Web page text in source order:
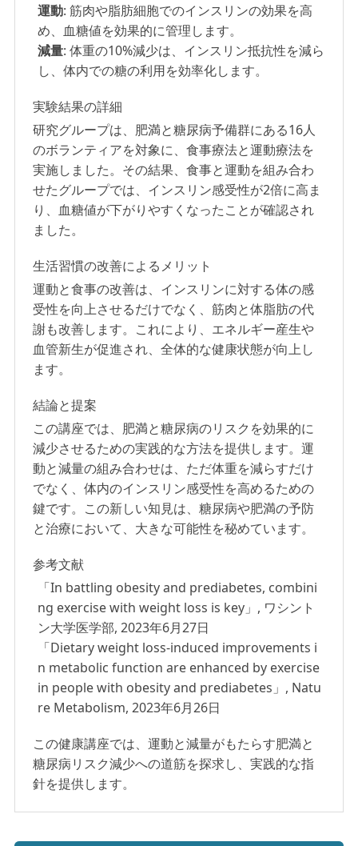
運動: 筋肉や脂肪細胞でのインスリンの効果を高
め、血糖値を効果的に管理します。
減量: 体重の10%減少は、インスリン抵抗性を減ら
し、体内での糖の利用を効率化します。
実験結果の詳細
研究グループは、肥満と糖尿病予備群にある16人
のボランティアを対象に、食事療法と運動療法を
実施しました。その結果、食事と運動を組み合わ
せたグループでは、インスリン感受性が2倍に高ま
り、血糖値が下がりやすくなったことが確認され
ました。
生活習慣の改善によるメリット
運動と食事の改善は、インスリンに対する体の感
受性を向上させるだけでなく、筋肉と体脂肪の代
謝も改善します。これにより、エネルギー産生や
血管新生が促進され、全体的な健康状態が向上し
ます。
結論と提案
この講座では、肥満と糖尿病のリスクを効果的に
減少させるための実践的な方法を提供します。運
動と減量の組み合わせは、ただ体重を減らすだけ
でなく、体内のインスリン感受性を高めるための
鍵です。この新しい知見は、糖尿病や肥満の予防
と治療において、大きな可能性を秘めています。
参考文献
「In battling obesity and prediabetes, combini
ng exercise with weight loss is key」, ワシント
ン大学医学部, 2023年6月27日
「Dietary weight loss-induced improvements i
n metabolic function are enhanced by exercise
in people with obesity and prediabetes」, Natu
re Metabolism, 2023年6月26日
この健康講座では、運動と減量がもたらす肥満と
糖尿病リスク減少への道筋を探求し、実践的な指
針を提供します。